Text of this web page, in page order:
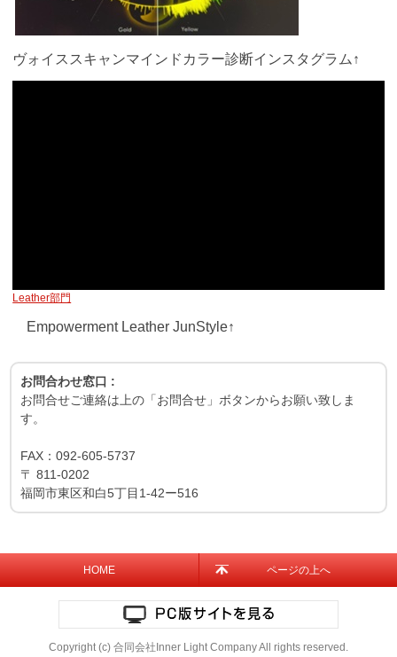
ヴォイススキャンマインドカラー診断インスタグラム↑
Leather部門
Empowerment Leather JunStyle↑
お問合わせ窓口 :
お問合せご連絡は上の「お問合せ」ボタンからお願い致しま
す。
FAX：092-605-5737
〒811-0202
福岡市東区和白5丁目1-42ー516
HOME ページの上へ
Copyright (c) 合同会社Inner Light Company All rights reserved.